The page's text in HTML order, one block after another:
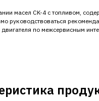
масел CK-4 с топливом,
руководствоваться
по межсервисным